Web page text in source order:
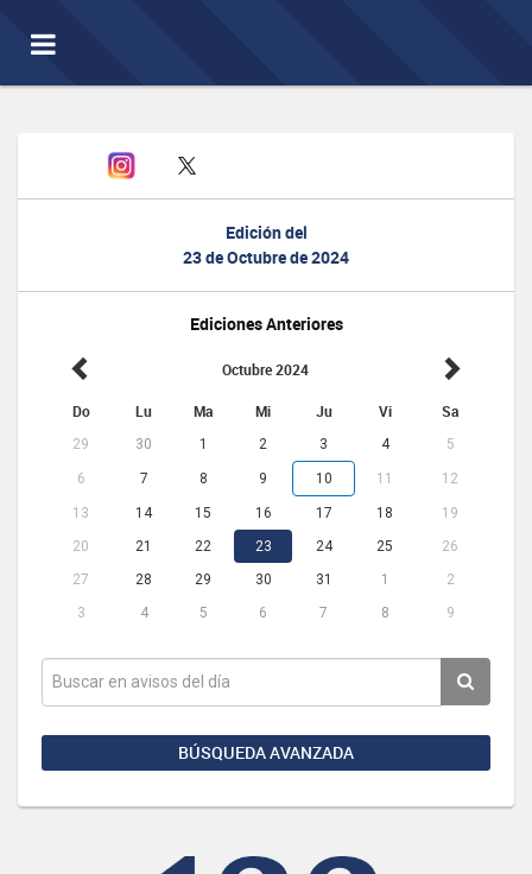
Toggle
navigation
Edición del
23 de Octubre de 2024
Ediciones Anteriores
Octubre 2024
Do Lu Ma Mi Ju Vi Sa
29 30 1 2 3 4 5
6 7 8 9 10 11 12
13 14 15 16 17 18
19
20
21 22 23 24 25
26
27
28 29 30 31 1
2
3
4 5 6 7 8 9
BÚSQUEDA AVANZADA